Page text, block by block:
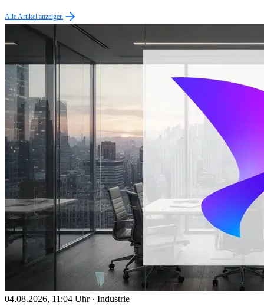
Alle Artikel anzeigen
04.08.2026, 11:04 Uhr · Industrie